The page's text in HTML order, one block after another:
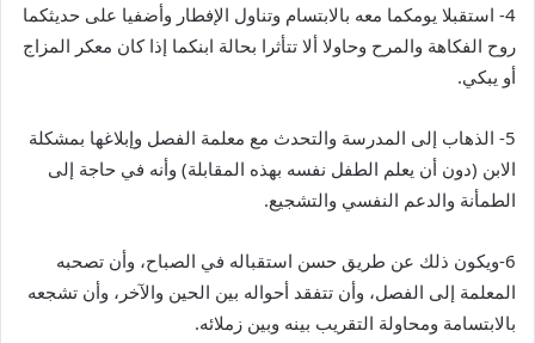
4- استقبلا يومكما معه بالابتسام وتناول الإفطار وأضفيا على حديثكما
روح الفكاهة والمرح وحاولا ألا تتأثرا بحالة ابنكما إذا كان معكر المزاج
أو يبكي.
5- الذهاب إلى المدرسة والتحدث مع معلمة الفصل وإبلاغها بمشكلة
الابن (دون أن يعلم الطفل نفسه بهذه المقابلة) وأنه في حاجة إلى
الطمأنة والدعم النفسي والتشجيع.
6-ويكون ذلك عن طريق حسن استقباله في الصباح، وأن تصحبه
المعلمة إلى الفصل، وأن تتفقد أحواله بين الحين والآخر، وأن تشجعه
بالابتسامة ومحاولة التقريب بينه وبين زملائه.